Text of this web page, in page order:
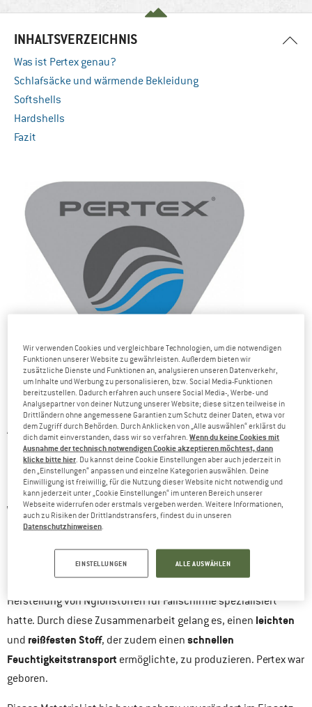
INHALTSVERZEICHNIS
Was ist Pertex genau?
Schlafsäcke und wärmende Bekleidung
Softshells
Hardshells
Fazit
Was steckt eigentlich hinter Pertex?
Aber was ist Pertex eigentlich genau? Was kann es und wo
kommt es zum Einsatz? Fragen über Fragen… Fangen wir nun
also einmal an, ein wenig Licht ins Dunkel zu bringen.
WAS IST PERTEX GENAU?
einem britischen Ausrüstungsentwickler, undPerseverance
, einem Unternehmen, das sich vornehmlich auf die
Herstellung von Nylonstoffen für Fallschirme spezialisiert
hatte. Durch diese Zusammenarbeit gelang es, einen leichten
und reißfesten Stoff, der zudem einen schnellen
Feuchtigkeitstransport ermöglichte, zu produzieren. Pertex war
geboren.
Wir verwenden Cookies und vergleichbare Technologien, um die notwendigen
Funktionen unserer Website zu gewährleisten. Außerdem bieten wir
zusätzliche Dienste und Funktionen an, analysieren unseren Datenverkehr,
um Inhalte und Werbung zu personalisieren, bzw. Social Media-Funktionen
bereitzustellen. Dadurch erfahren auch unsere Social Media-, Werbe- und
Analysepartner von deiner Nutzung unserer Website; diese sitzen teilweise in
Drittländern ohne angemessene Garantien zum Schutz deiner Daten, etwa vor
dem Zugriff durch Behörden. Durch Anklicken von „Alle auswählen“ erklärst du
dich damit einverstanden, dass wir so verfahren.Wenn du keine Cookies mit
Ausnahme der technisch notwendigen Cookie akzeptieren möchtest, dann
klicke bitte hier . Du kannst deine Cookie Einstellungen aber auch jederzeit in
den „Einstellungen“ anpassen und einzelne Kategorien auswählen. Deine
Einwilligung ist freiwillig, für die Nutzung dieser Website nicht notwendig und
kann jederzeit unter „Cookie Einstellungen“ im unteren Bereich unserer
Webseite widerrufen oder erstmals vergeben werden. Weitere Informationen,
auch zu Risiken der Drittlandstransfers, findest du in unseren
Datenschutzhinweisen
EINSTELLUNGEN ALLE AUSWÄHLEN